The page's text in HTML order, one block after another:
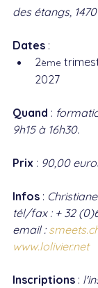
des étangs,
Dates :
2ème
2027
Quand :
9h15 à 16h30.
Prix : 90,00
Infos :
tél/fax : + 32
email :
www.lolivier.net
Inscriptions :